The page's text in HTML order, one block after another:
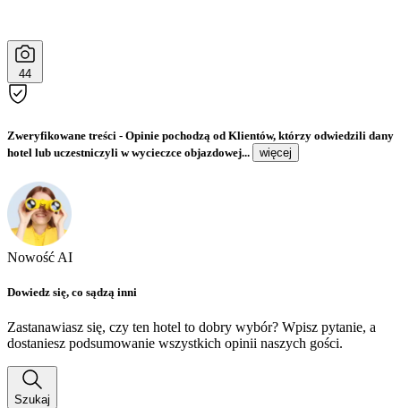
44
Zweryfikowane treści - Opinie pochodzą od Klientów, którzy odwiedzili dany
hotel lub uczestniczyli w wycieczce objazdowej...
więcej
Nowość AI
Dowiedz się, co sądzą inni
Zastanawiasz się, czy ten hotel to dobry wybór? Wpisz pytanie, a
dostaniesz podsumowanie wszystkich opinii naszych gości.
Szukaj